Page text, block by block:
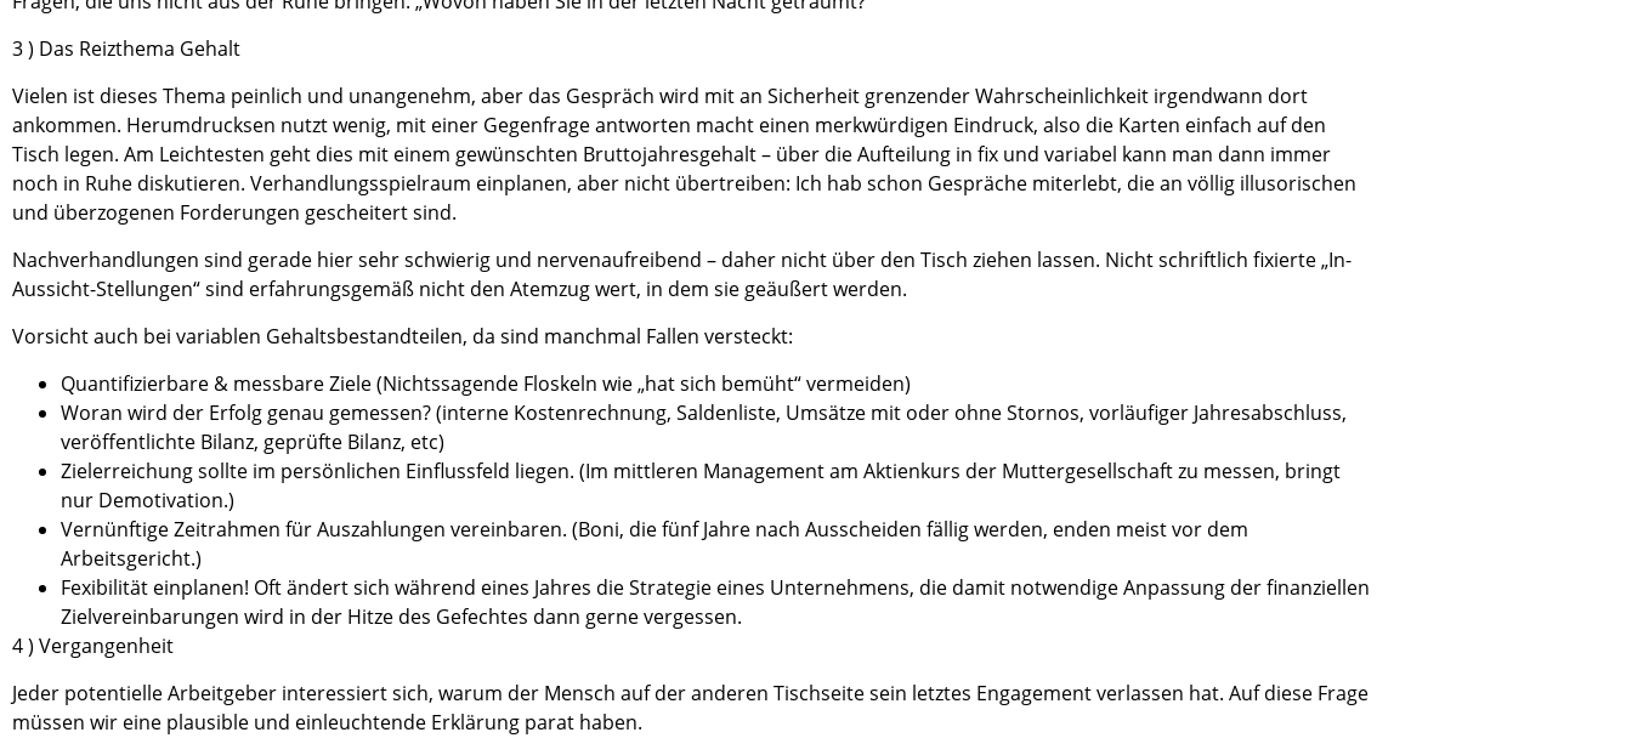
3 ) Das Reizthema Gehalt
Vielen ist dieses Thema peinlich und unangenehm, aber das Gespräch wird mit an Sicherheit grenzender Wahrscheinlichkeit irgendwann dort
ankommen. Herumdrucksen nutzt wenig, mit einer Gegenfrage antworten macht einen merkwürdigen Eindruck, also die Karten einfach auf den
Tisch legen. Am Leichtesten geht dies mit einem gewünschten Bruttojahresgehalt – über die Aufteilung in fix und variabel kann man dann immer
noch in Ruhe diskutieren. Verhandlungsspielraum einplanen, aber nicht übertreiben: Ich hab schon Gespräche miterlebt, die an völlig illusorischen
und überzogenen Forderungen gescheitert sind.
Nachverhandlungen sind gerade hier sehr schwierig und nervenaufreibend – daher nicht über den Tisch ziehen lassen. Nicht schriftlich fixierte „In-
Aussicht-Stellungen“ sind erfahrungsgemäß nicht den Atemzug wert, in dem sie geäußert werden.
Vorsicht auch bei variablen Gehaltsbestandteilen, da sind manchmal Fallen versteckt:
Quantifizierbare & messbare Ziele (Nichtssagende Floskeln wie „hat sich bemüht“ vermeiden)
Woran wird der Erfolg genau gemessen? (interne Kostenrechnung, Saldenliste, Umsätze mit oder ohne Stornos, vorläufiger Jahresabschluss,
veröffentlichte Bilanz, geprüfte Bilanz, etc)
Zielerreichung sollte im persönlichen Einflussfeld liegen. (Im mittleren Management am Aktienkurs der Muttergesellschaft zu messen, bringt
nur Demotivation.)
Vernünftige Zeitrahmen für Auszahlungen vereinbaren. (Boni, die fünf Jahre nach Ausscheiden fällig werden, enden meist vor dem
Arbeitsgericht.)
Fexibilität einplanen! Oft ändert sich während eines Jahres die Strategie eines Unternehmens, die damit notwendige Anpassung der finanziellen
Zielvereinbarungen wird in der Hitze des Gefechtes dann gerne vergessen.
4 ) Vergangenheit
Jeder potentielle Arbeitgeber interessiert sich, warum der Mensch auf der anderen Tischseite sein letztes Engagement verlassen hat. Auf diese Frage
müssen wir eine plausible und einleuchtende Erklärung parat haben.